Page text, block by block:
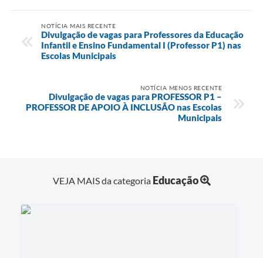
NOTÍCIA MAIS RECENTE
Divulgação de vagas para Professores da Educação
Infantil e Ensino Fundamental I (Professor P1) nas
Escolas Municipais
NOTÍCIA MENOS RECENTE
Divulgação de vagas para PROFESSOR P1 –
PROFESSOR DE APOIO À INCLUSÃO nas Escolas
Municipais
VEJA MAIS da categoria Educação